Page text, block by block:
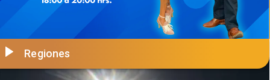
Regiones